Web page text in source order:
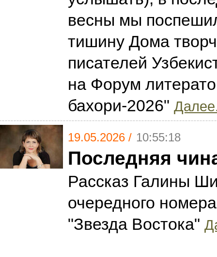
весны мы
тишину Дома
писателей
на Форум
бахори-2026"
19.05.2026 / 10:55:18
Последняя
Рассказ Галины
очередного
"Звезда Востока"